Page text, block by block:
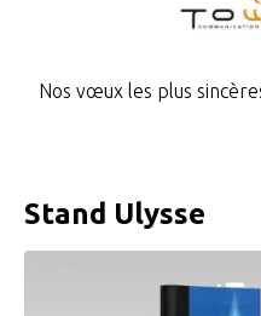
Nos vœux les plus
Stand Ulysse